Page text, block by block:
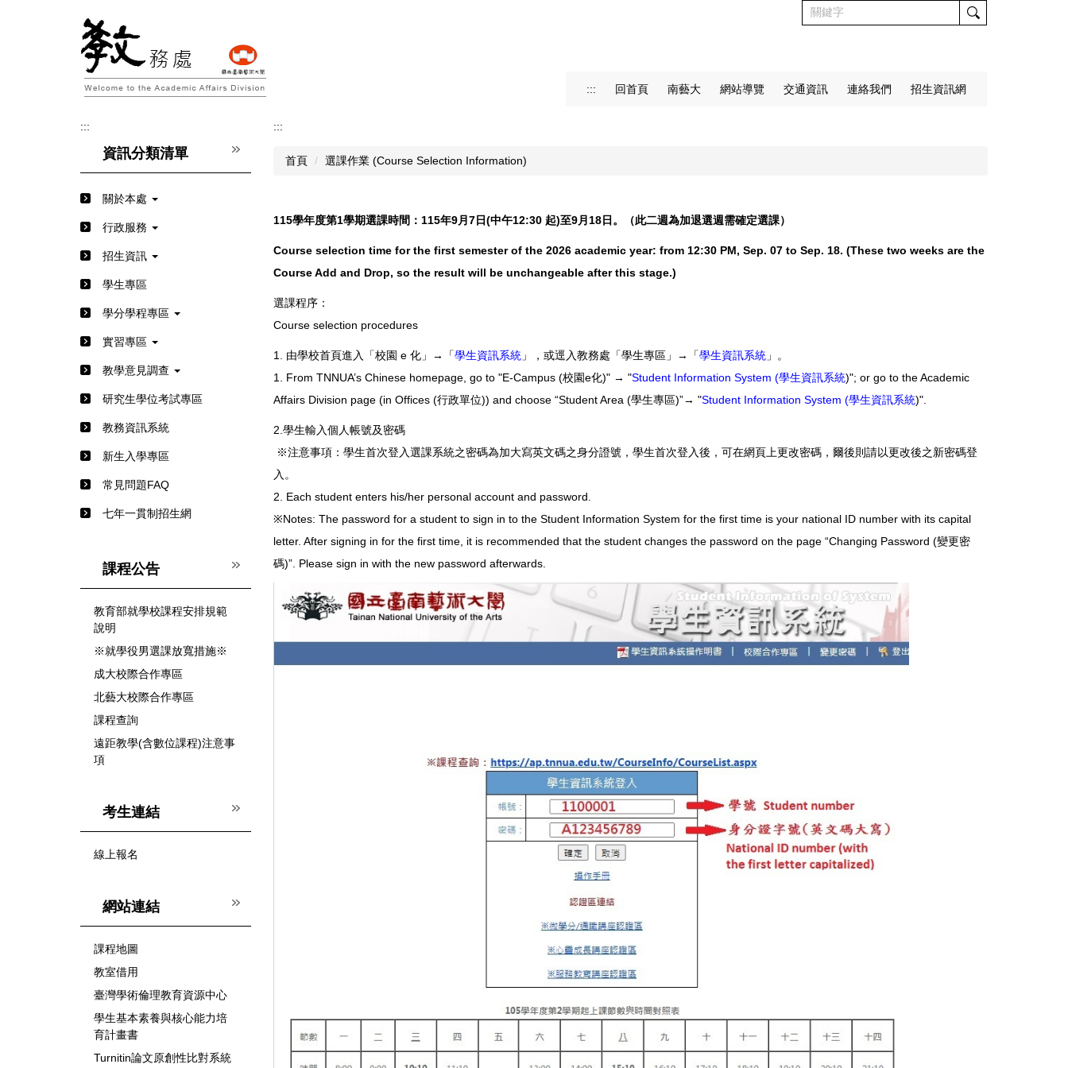
::: 回首頁 南藝大 網站導覽 交通資訊 連絡我們 招生資訊網
:::
資訊分類清單
關於本處
行政服務
招生資訊
學生專區
學分學程專區
實習專區
教學意見調查
研究生學位考試專區
教務資訊系統
新生入學專區
常見問題FAQ
七年一貫制招生網
課程公告
教育部就學校課程安排規範
說明
※就學役男選課放寬措施※
成大校際合作專區
北藝大校際合作專區
課程查詢
遠距教學(含數位課程)注意事
項
考生連結
線上報名
網站連結
課程地圖
教室借用
臺灣學術倫理教育資源中心
學生基本素養與核心能力培
育計畫書
Turnitin論文原創性比對系統
:::
首頁 選課作業 (Course Selection Information)
115學年度第1學期選課時間：115年9月7日(中午12:30 起)至9月18日。（此二週為加退選週需確定選課）
Course selection time for the first semester of the 2026 academic year: from 12:30 PM, Sep. 07 to Sep. 18. (These two weeks are the
Course Add and Drop, so the result will be unchangeable after this stage.)
選課程序：
Course selection procedures
1. 由學校首頁進入「校園 e 化」→「學生資訊系統 」，或逕入教務處「學生專區」→「學生資訊系統 」。
1. From TNNUA’s Chinese homepage, go to "E-Campus (校園e化)" → "Student Information System (學生資訊系統)"; or go to the Academic
Affairs Division page (in Offices (行政單位)) and choose “Student Area (學生專區)”→ "Student Information System (學生資訊系統)".
2.學生輸入個人帳號及密碼
※注意事項：學生首次登入選課系統之密碼為加大寫英文碼之身分證號，學生首次登入後，可在網頁上更改密碼，爾後則請以更改後之新密碼登
入。
2. Each student enters his/her personal account and password.
※Notes: The password for a student to sign in to the Student Information System for the first time is your national ID number with its capital
letter. After signing in for the first time, it is recommended that the student changes the password on the page “Changing Password (變更密
碼)”. Please sign in with the new password afterwards.